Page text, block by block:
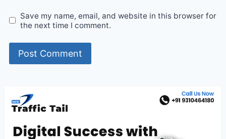
Save my name, email, and website in this browser for
the next time I comment.